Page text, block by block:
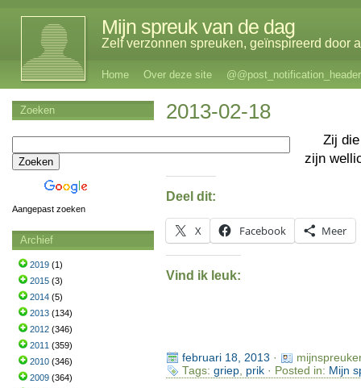
Mijn spreuk van de dag
Zelf verzonnen spreuken, geïnspireerd door
Home Over deze site @@post_notification_header
2013-02-18
Zij
zijn
Deel dit:
X Facebook Meer
Vind ik leuk:
februari 18, 2013 ·
Tags: griep, prik· Posted in: Mijn
Zoeken
Aangepast zoeken
Archief
2019 (1)
2015 (3)
2014 (5)
2013 (134)
2012 (346)
2011 (359)
2010 (346)
2009 (364)